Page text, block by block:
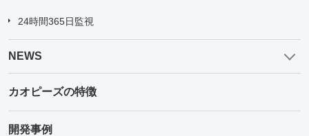
24時間365日監視
NEWS
カオピーズの特徴
開発事例